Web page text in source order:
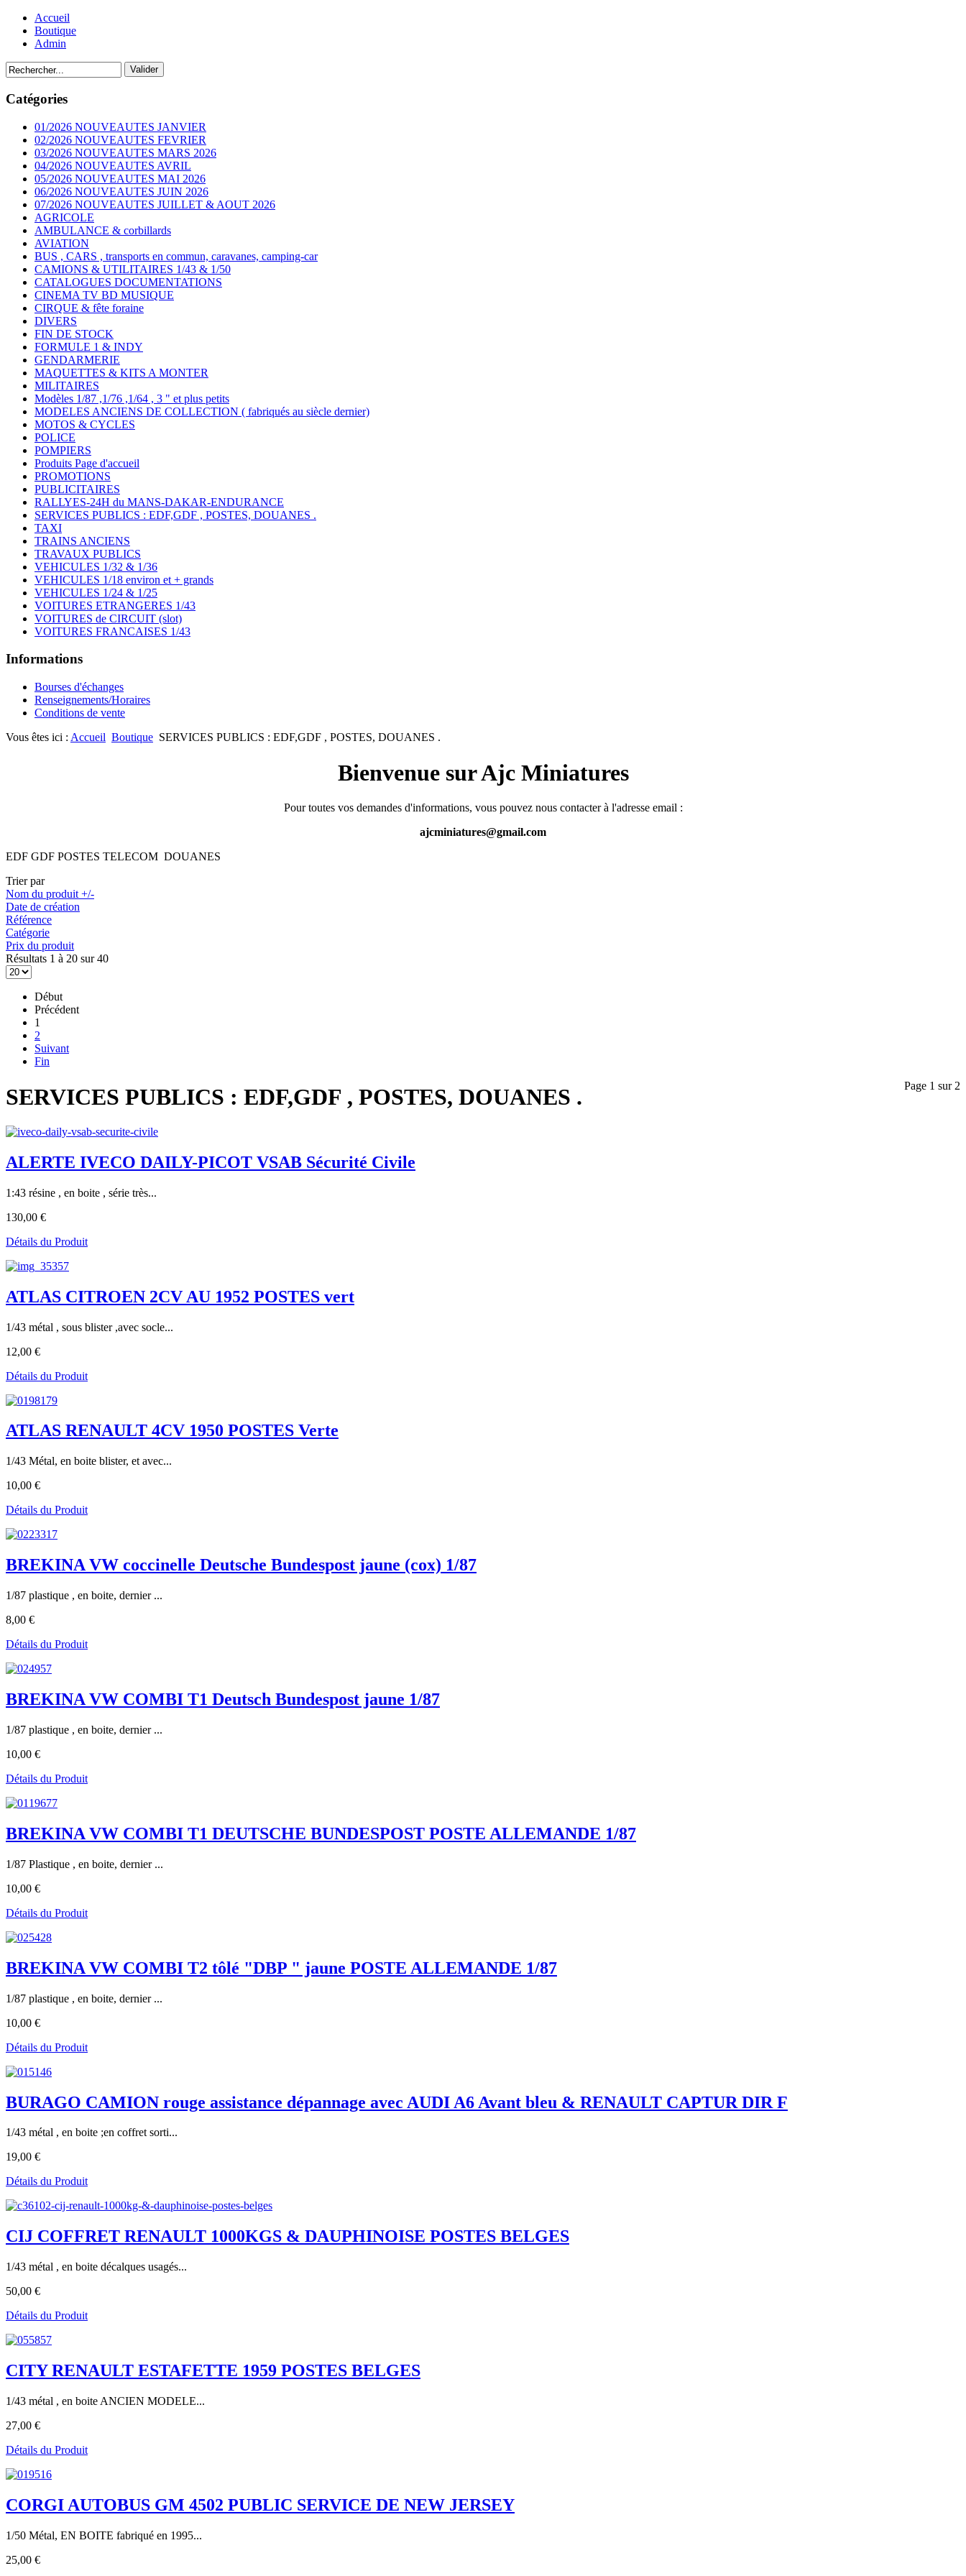
Accueil
Boutique
Admin
Catégories
01/2026 NOUVEAUTES JANVIER
02/2026 NOUVEAUTES FEVRIER
03/2026 NOUVEAUTES MARS 2026
04/2026 NOUVEAUTES AVRIL
05/2026 NOUVEAUTES MAI 2026
06/2026 NOUVEAUTES JUIN 2026
07/2026 NOUVEAUTES JUILLET & AOUT 2026
AGRICOLE
AMBULANCE & corbillards
AVIATION
BUS , CARS , transports en commun, caravanes, camping-car
CAMIONS & UTILITAIRES 1/43 & 1/50
CATALOGUES DOCUMENTATIONS
CINEMA TV BD MUSIQUE
CIRQUE & fête foraine
DIVERS
FIN DE STOCK
FORMULE 1 & INDY
GENDARMERIE
MAQUETTES & KITS A MONTER
MILITAIRES
Modèles 1/87 ,1/76 ,1/64 , 3 " et plus petits
MODELES ANCIENS DE COLLECTION ( fabriqués au siècle dernier)
MOTOS & CYCLES
POLICE
POMPIERS
Produits Page d'accueil
PROMOTIONS
PUBLICITAIRES
RALLYES-24H du MANS-DAKAR-ENDURANCE
SERVICES PUBLICS : EDF,GDF , POSTES, DOUANES .
TAXI
TRAINS ANCIENS
TRAVAUX PUBLICS
VEHICULES 1/32 & 1/36
VEHICULES 1/18 environ et + grands
VEHICULES 1/24 & 1/25
VOITURES ETRANGERES 1/43
VOITURES de CIRCUIT (slot)
VOITURES FRANCAISES 1/43
Informations
Bourses d'échanges
Renseignements/Horaires
Conditions de vente
Vous êtes ici : Accueil Boutique SERVICES PUBLICS : EDF,GDF , POSTES, DOUANES .
Bienvenue sur Ajc Miniatures
Pour toutes vos demandes d'informations, vous pouvez nous contacter à l'adresse email :
ajcminiatures@gmail.com
EDF GDF POSTES TELECOM DOUANES
Trier par
Nom du produit +/-
Date de création
Référence
Catégorie
Prix du produit
Résultats 1 à 20 sur 40
Début
Précédent
1
2
Suivant
Fin
Page 1 sur 2
SERVICES PUBLICS : EDF,GDF , POSTES, DOUANES .
ALERTE IVECO DAILY-PICOT VSAB Sécurité Civile
1:43 résine , en boite , série très...
130,00 €
Détails du Produit
ATLAS CITROEN 2CV AU 1952 POSTES vert
1/43 métal , sous blister ,avec socle...
12,00 €
Détails du Produit
ATLAS RENAULT 4CV 1950 POSTES Verte
1/43 Métal, en boite blister, et avec...
10,00 €
Détails du Produit
BREKINA VW coccinelle Deutsche Bundespost jaune (cox) 1/87
1/87 plastique , en boite, dernier ...
8,00 €
Détails du Produit
BREKINA VW COMBI T1 Deutsch Bundespost jaune 1/87
1/87 plastique , en boite, dernier ...
10,00 €
Détails du Produit
BREKINA VW COMBI T1 DEUTSCHE BUNDESPOST POSTE ALLEMANDE 1/87
1/87 Plastique , en boite, dernier ...
10,00 €
Détails du Produit
BREKINA VW COMBI T2 tôlé "DBP " jaune POSTE ALLEMANDE 1/87
1/87 plastique , en boite, dernier ...
10,00 €
Détails du Produit
BURAGO CAMION rouge assistance dépannage avec AUDI A6 Avant bleu & RENAULT CAPTUR DIR F
1/43 métal , en boite ;en coffret sorti...
19,00 €
Détails du Produit
CIJ COFFRET RENAULT 1000KGS & DAUPHINOISE POSTES BELGES
1/43 métal , en boite décalques usagés...
50,00 €
Détails du Produit
CITY RENAULT ESTAFETTE 1959 POSTES BELGES
1/43 métal , en boite ANCIEN MODELE...
27,00 €
Détails du Produit
CORGI AUTOBUS GM 4502 PUBLIC SERVICE DE NEW JERSEY
1/50 Métal, EN BOITE fabriqué en 1995...
25,00 €